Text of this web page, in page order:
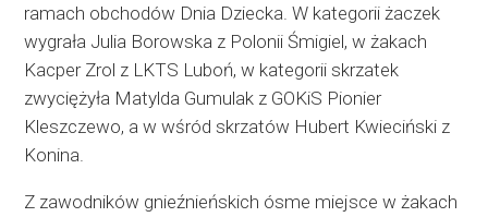
ramach obchodów Dnia Dziecka. W kategorii żaczek
wygrała Julia Borowska z Polonii Śmigiel, w żakach
Kacper Zrol z LKTS Luboń, w kategorii skrzatek
zwyciężyła Matylda Gumulak z GOKiS Pionier
Kleszczewo, a w wśród skrzatów Hubert Kwieciński z
Konina.
Z zawodników gnieźnieńskich ósme miejsce w żakach